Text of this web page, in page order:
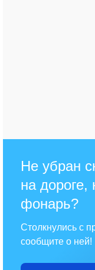
Не убран
на дороге,
фонарь?
Столкнулись с
сообщите о ней!